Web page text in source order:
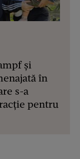
și
în
s-a
pentru